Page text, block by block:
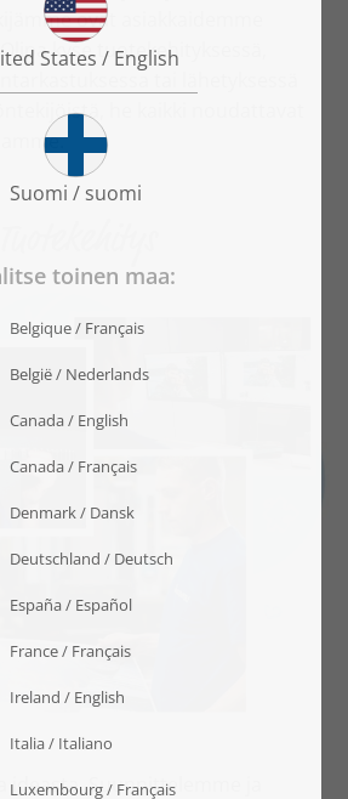
ovat asiakkaidemme
kyse tuotekehityksessä,
tai lähetyksessä
he kaikki noudattavat
ideasta. Suunnittelemme ja